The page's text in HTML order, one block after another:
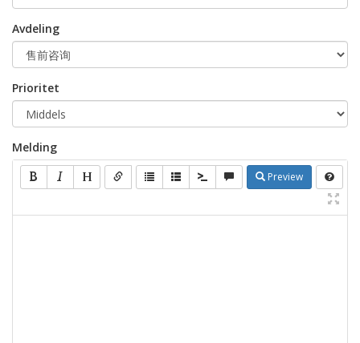
Avdeling
Prioritet
Melding
Preview